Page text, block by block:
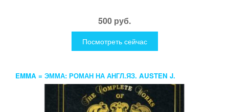
500 руб.
Посмотреть сейчас
EMMA = ЭММА: РОМАН НА АНГЛ.ЯЗ. AUSTEN J.